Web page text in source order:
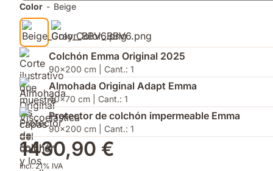
con
instrucciones
incluidas.
Consumidor
2025.
en
firmeza
y
altura
para
adaptarse
a
tu
postura
y
Protector
de
Colchón.
Color - Beige
Colchón Emma Original 2025
90x200 cm | Cant.: 1
Almohada Original Adapt Emma
40x70 cm | Cant.: 1
Protector de colchón impermeable Emma
90x200 cm | Cant.: 1
1430,90 €
Incl. 21% IVA